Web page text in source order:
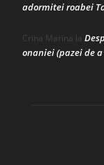
adormitei roabei
Crina Marina la
onaniei (pazei de